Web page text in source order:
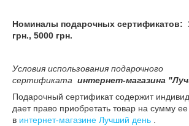
Номиналы подарочных сертификатов:
грн., 5000 грн.
Условия использования подарочного
сертификата интернет-магазина
Подарочный сертификат содержит
дает право приобретать товар на сумму
в интернет-магазине Лучший день